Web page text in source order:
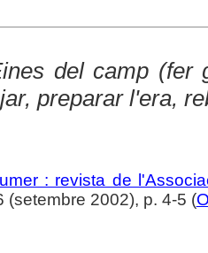
del camp (fer
preparar l'era,
: revista de
(setembre 2002), p. 4-5 (